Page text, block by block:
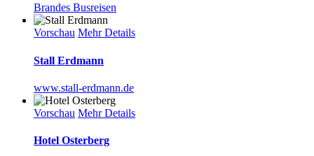
Brandes Busreisen
Vorschau Mehr Details
Stall Erdmann
www.stall-erdmann.de
Vorschau Mehr Details
Hotel Osterberg